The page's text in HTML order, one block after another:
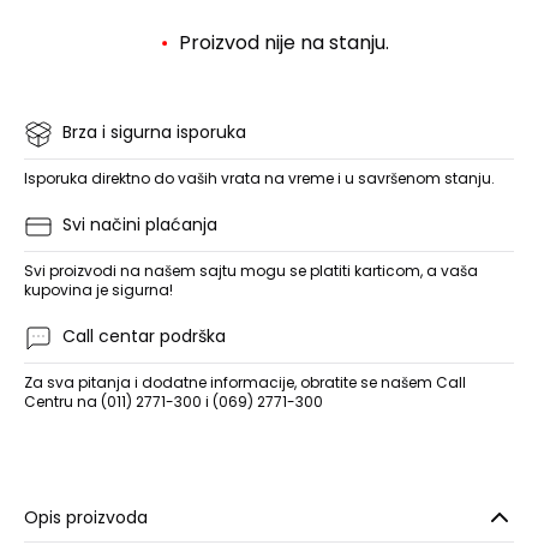
Proizvod nije na stanju.
Brza i sigurna isporuka
Isporuka direktno do vaših vrata na vreme i u savršenom stanju.
Svi načini plaćanja
Svi proizvodi na našem sajtu mogu se platiti karticom, a vaša
kupovina je sigurna!
Call centar podrška
Za sva pitanja i dodatne informacije, obratite se našem Call
Centru na (011) 2771-300 i (069) 2771-300
Opis proizvoda